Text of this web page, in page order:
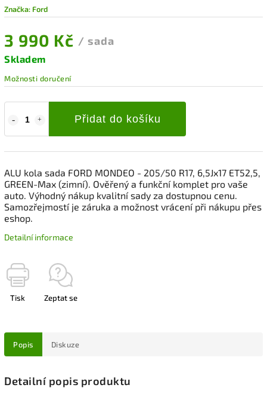
Značka: Ford
3 990 Kč / sada
Skladem
Možnosti doručení
Přidat do košíku
ALU kola sada FORD MONDEO - 205/50 R17, 6,5Jx17 ET52,5,
GREEN-Max (zimní). Ověřený a funkční komplet pro vaše
auto. Výhodný nákup kvalitní sady za dostupnou cenu.
Samozřejmostí je záruka a možnost vrácení při nákupu přes
eshop.
Detailní informace
Tisk Zeptat se
Popis Diskuze
Detailní popis produktu